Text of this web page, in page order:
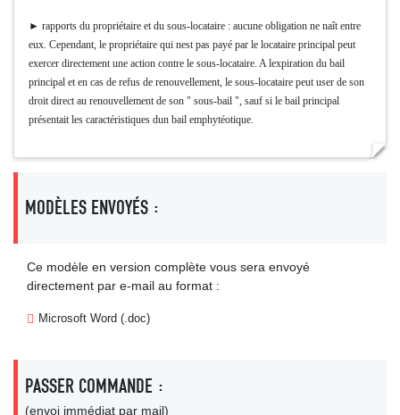
► rapports du propriétaire et du sous-locataire : aucune obligation ne naît entre
eux. Cependant, le propriétaire qui nest pas payé par le locataire principal peut
exercer directement une action contre le sous-locataire. A lexpiration du bail
principal et en cas de refus de renouvellement, le sous-locataire peut user de son
droit direct au renouvellement de son " sous-bail ", sauf si le bail principal
présentait les caractéristiques dun bail emphytéotique.
MODÈLES ENVOYÉS :
Ce modèle en version complète vous sera envoyé
directement par e-mail au format :
Microsoft Word (.doc)
PASSER COMMANDE :
(envoi immédiat par mail)